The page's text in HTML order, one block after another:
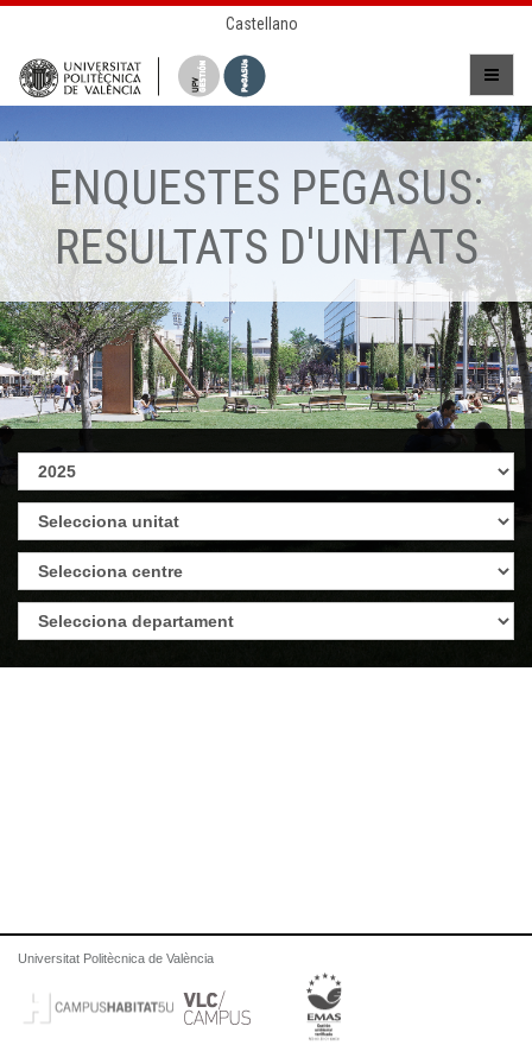
Castellano
ENQUESTES PEGASUS:
RESULTATS D'UNITATS
Universitat Politècnica de València